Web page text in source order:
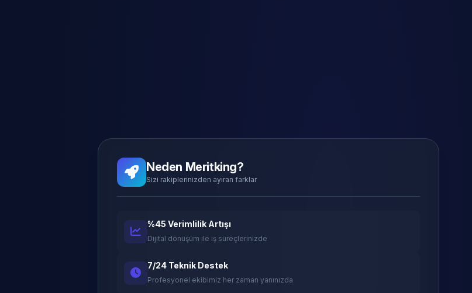
Neden Meritking?
Sizi rakiplerinizden ayıran farklar
%45 Verimlilik Artışı
Dijital dönüşüm ile iş süreçlerinizde
7/24 Teknik Destek
Profesyonel ekibimiz her zaman yanınızda